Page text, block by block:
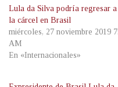
Lula da Silva podría regresar a
la cárcel en Brasil
miércoles, 27 noviembre 2019
AM
En «Internacionales»